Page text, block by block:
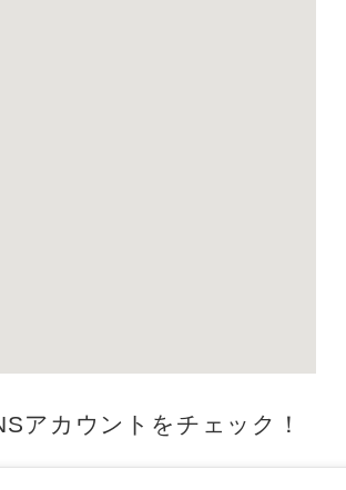
アカウントをチェック！